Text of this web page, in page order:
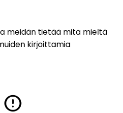
meidän tietää mitä mieltä
kirjoittamia
error